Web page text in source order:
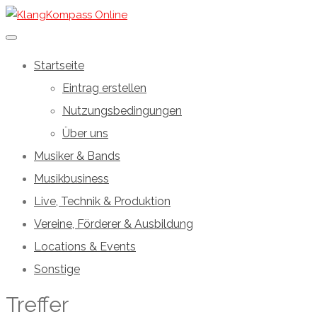
Startseite
Eintrag erstellen
Nutzungsbedingungen
Über uns
Musiker & Bands
Musikbusiness
Live, Technik & Produktion
Vereine, Förderer & Ausbildung
Locations & Events
Sonstige
Treffer